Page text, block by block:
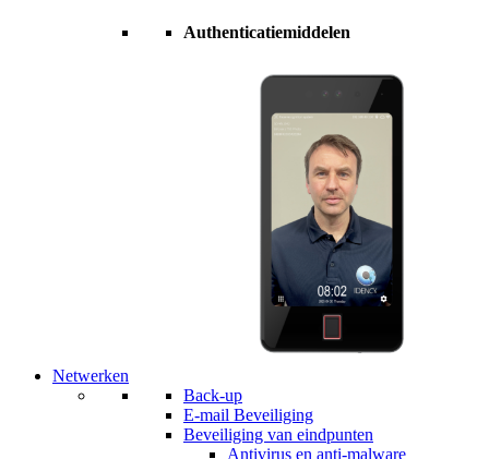
Authenticatiemiddelen
Netwerken
Back-up
E-mail Beveiliging
Beveiliging van eindpunten
Antivirus en anti-malware